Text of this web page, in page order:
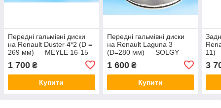
Передні гальмівні диски
на Renault Duster 4*2 (D =
269 мм) — MEYLE 16-15
1 700 ₴
Купити
Передні гальмівні диски
на Renault Laguna 3
(D=280 мм) — SOLGY
1 600₴
Купити
11)
3